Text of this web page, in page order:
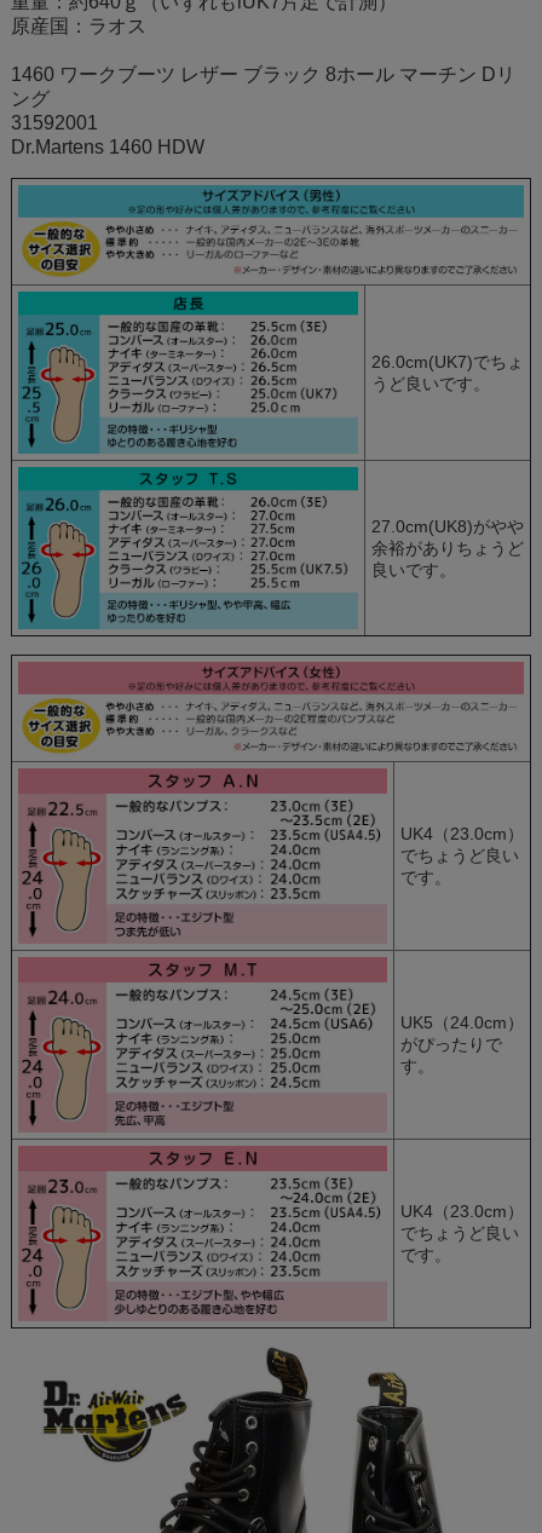
原産国：ラオス
1460 ワークブーツ レザー ブラック 8ホール マーチン Dリ
ング
31592001
Dr.Martens 1460 HDW
26.0cm(UK7)でちょ
うど良いです。
27.0cm(UK8)がやや
余裕がありちょうど
良いです。
UK4（23.0cm）
でちょうど良い
です。
UK5（24.0cm）
がぴったりで
す。
UK4（23.0cm）
でちょうど良い
です。